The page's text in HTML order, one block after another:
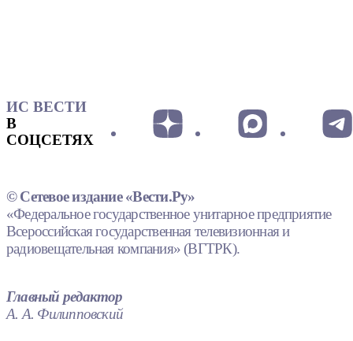
ИС ВЕСТИ
В
СОЦСЕТЯХ
© Сетевое издание «Вести.Ру»
«Федеральное государственное унитарное предприятие
Всероссийская государственная телевизионная и
радиовещательная компания» (ВГТРК).
Главный редактор
А. А. Филипповский